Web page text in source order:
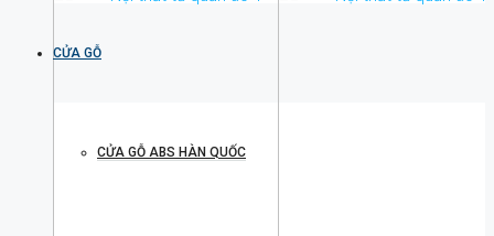
CỬA GỖ
CỬA GỖ ABS HÀN QUỐC